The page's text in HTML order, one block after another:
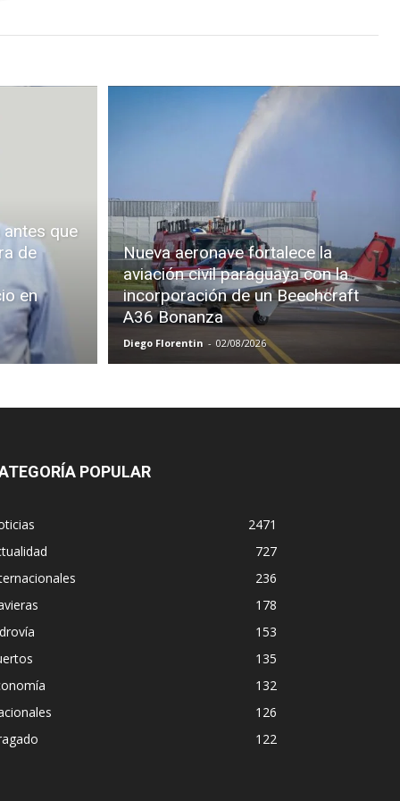
que
de
en
Nueva aeronave fortalece la
aviación civil paraguaya con la
incorporación de un Beechcraft
A36 Bonanza
Diego Florentin - 02/08/2026
POPULAR
2471
727
236
178
153
135
132
126
122